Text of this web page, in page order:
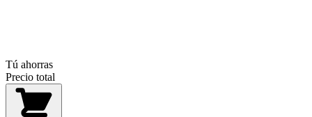
Tú ahorras
Precio total